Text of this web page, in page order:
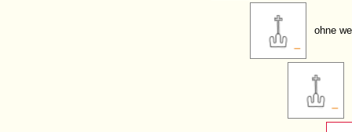
ohne